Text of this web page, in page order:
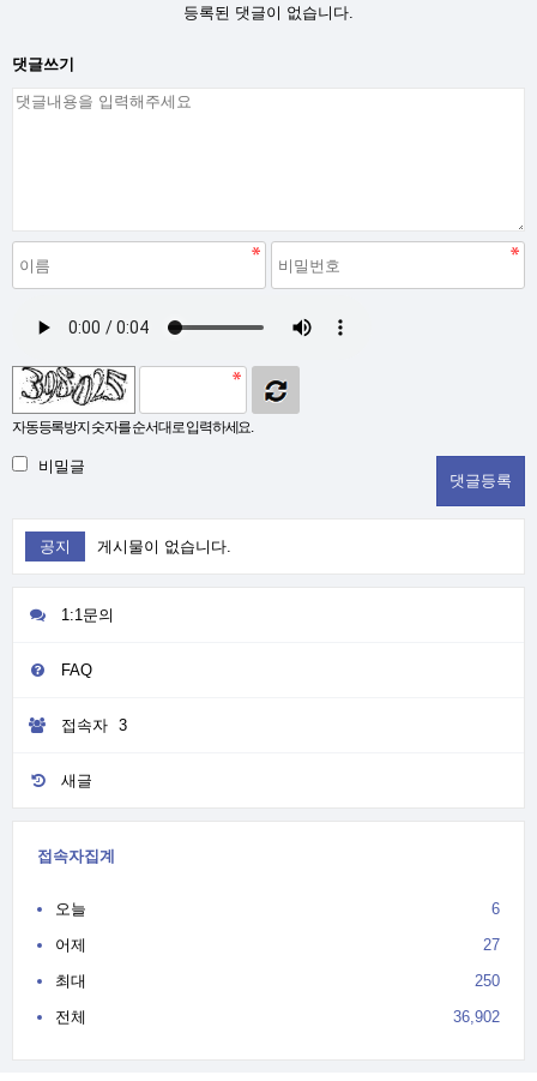
등록된 댓글이 없습니다.
댓글쓰기
자동등록방지 숫자를 순서대로 입력하세요.
비밀글
공지 게시물이 없습니다.
1:1문의
FAQ
접속자 3
새글
접속자집계
오늘
6
어제
27
최대
250
전체
36,902